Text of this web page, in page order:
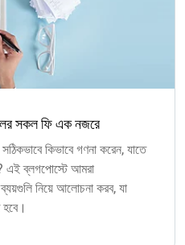
সকল ফি এক নজরে
কিভাবে গণনা করেন, যাতে
এই ব্লগপোস্টে আমরা
নিয়ে আলোচনা করব, যা
হবে।